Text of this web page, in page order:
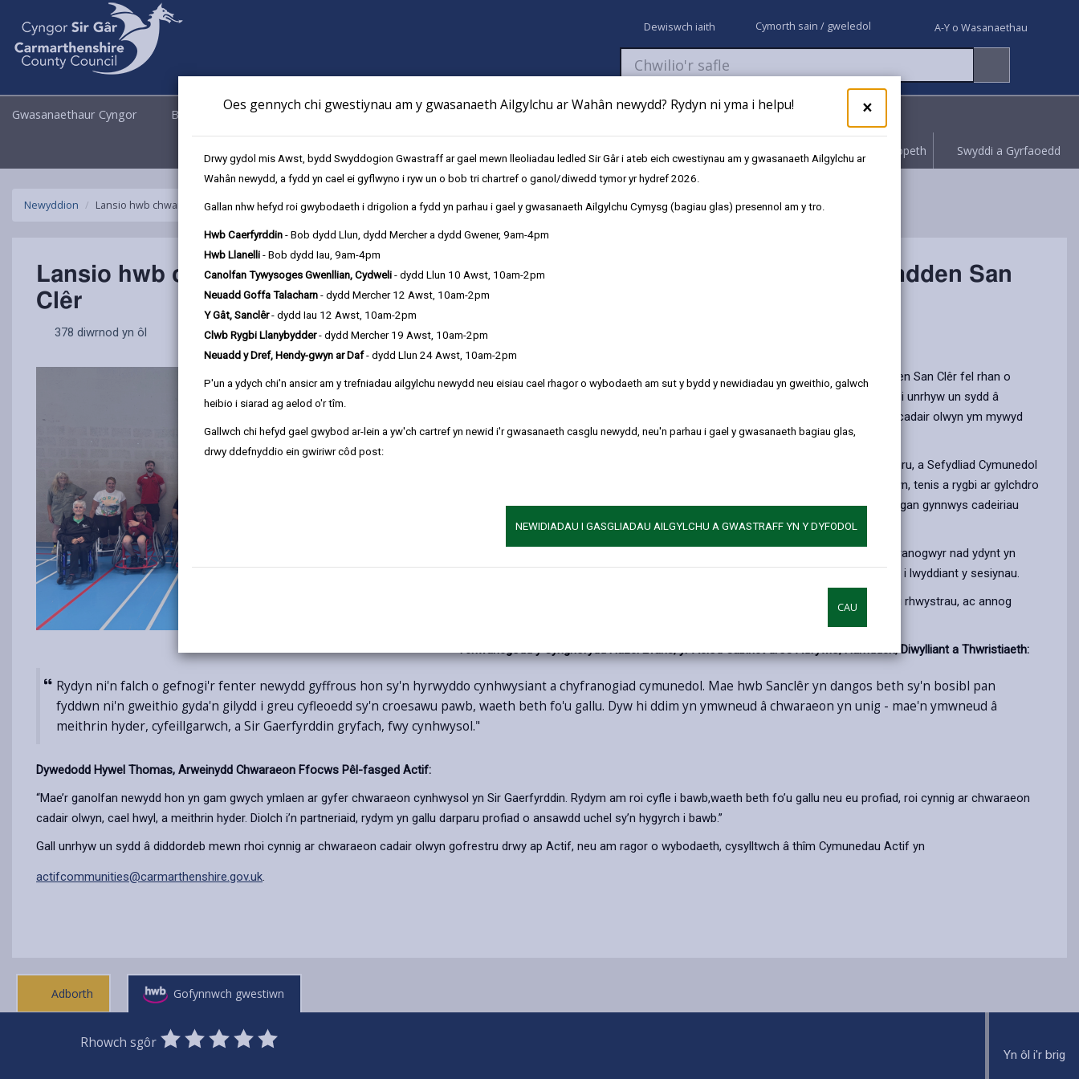
×
Oes gennych chi gwestiynau am y gwasanaeth Ailgylchu ar Wahân newydd? Rydyn ni yma i helpu!
Drwy gydol mis Awst, bydd Swyddogion Gwastraff ar gael mewn lleoliadau ledled Sir Gâr i ateb eich cwestiynau am y gwasanaeth Ailgylchu ar
Wahân newydd, a fydd yn cael ei gyflwyno i ryw un o bob tri chartref o ganol/diwedd tymor yr hydref 2026.
Gallan nhw hefyd roi gwybodaeth i drigolion a fydd yn parhau i gael y gwasanaeth Ailgylchu Cymysg (bagiau glas) presennol am y tro.
Hwb Caerfyrddin - Bob dydd Llun, dydd Mercher a dydd Gwener, 9am-4pm
Hwb Llanelli - Bob dydd Iau, 9am-4pm
Canolfan Tywysoges Gwenllian, Cydweli - dydd Llun 10 Awst, 10am-2pm
Neuadd Goffa Talacharn - dydd Mercher 12 Awst, 10am-2pm
Y Gât, Sanclêr- dydd Iau 12 Awst, 10am-2pm
Clwb Rygbi Llanybydder- dydd Mercher 19 Awst, 10am-2pm
Neuadd y Dref, Hendy-gwyn ar Daf- dydd Llun 24 Awst, 10am-2pm
P'un a ydych chi'n ansicr am y trefniadau ailgylchu newydd neu eisiau cael rhagor o wybodaeth am sut y bydd y newidiadau yn gweithio, galwch
heibio i siarad ag aelod o'r tîm.
Gallwch chi hefyd gael gwybod ar-lein a yw'ch cartref yn newid i'r gwasanaeth casglu newydd, neu'n parhau i gael y gwasanaeth bagiau glas,
drwy ddefnyddio ein gwiriwr côd post:
NEWIDIADAU I GASGLIADAU AILGYLCHU A GWASTRAFF YN Y DYFODOL
CAU
Dewiswch iaith Cymorth sain / gweledol A-Y o Wasanaethau
Gwasanaethaur Cyngor Busnes Cyngor a Democratiaeth Newyddion
Fy Nghyfrifon Talu Cyflwyno cais Rhoi gwybod Hawliwch bopeth Swyddi a Gyrfaoedd
Newyddion Lansio hwb chwaraeon cadair olwyn cynhwysol newydd yng Nghanolfan Hamdden San Clêr
Lansio hwb chwaraeon cadair olwyn cynhwysol newydd yng Nghanolfan Hamdden San
Clêr
378 diwrnod yn ôl
Mae hwb chwaraeon cadair olwyn newydd sbon wedi lansio yng Nghanolfan Hamdden San Clêr fel rhan o
Raglen Chwaraeon Ffocws Actif, gan gynnig sesiynau cynhwysol, hwyliog a diddorol i unrhyw un sydd â
diddordeb mewn rhoi cynnig ar chwaraeon cadair olwyn - p'un a ydynt yn defnyddio cadair olwyn ym mywyd
dyddiol ai peidio.
Wedi'i ddatblygu mewn partneriaeth â Phêl-fasged Cymru, Chwaraeon Anabledd Cymru, a Sefydliad Cymunedol
y Scarlets, mae'r hwb yn rhoi cyfle i gyfranogwyr roi cynnig ar bêl-fasged cadair olwyn, tenis a rygbi ar gylchdro
tair wythnos. Mae'r sesiynau'n digwydd bob dydd Mercher am 5pm, gyda'r holl offer, gan gynnwys cadeiriau
olwyn chwaraeon, wedi'u darparu.
Er mai'r prif nod yw darparu cyfleoedd i ddefnyddwyr cadair olwyn, mae croeso i gyfranogwyr nad ydynt yn
gorfforol abl gymryd rhan gan sicrhau bod hwyl gyda theulu neu ffrindiau yn ganolog i lwyddiant y sesiynau.
Mae'r sesiynau ar agor i bob gallu ac wedi'u hanelu at hyrwyddo cynhwysiant, chwalu rhwystrau, ac annog
Ychwanegodd y Cynghorydd Hazel Evans, yr Aelod Cabinet dros Adfywio, Hamdden, Diwylliant a Thwristiaeth:
Rydyn ni'n falch o gefnogi'r fenter newydd gyffrous hon sy'n hyrwyddo cynhwysiant a chyfranogiad cymunedol. Mae hwb Sanclêr yn dangos beth sy'n bosibl pan
fyddwn ni'n gweithio gyda'n gilydd i greu cyfleoedd sy'n croesawu pawb, waeth beth fo'u gallu. Dyw hi ddim yn ymwneud â chwaraeon yn unig - mae'n ymwneud â
meithrin hyder, cyfeillgarwch, a Sir Gaerfyrddin gryfach, fwy cynhwysol."
Dywedodd Hywel Thomas, Arweinydd Chwaraeon Ffocws Pêl-fasged Actif:
“Mae’r ganolfan newydd hon yn gam gwych ymlaen ar gyfer chwaraeon cynhwysol yn Sir Gaerfyrddin. Rydym am roi cyfle i bawb,waeth beth fo’u gallu neu eu profiad, roi cynnig ar chwaraeon
cadair olwyn, cael hwyl, a meithrin hyder. Diolch i’n partneriaid, rydym yn gallu darparu profiad o ansawdd uchel sy’n hygyrch i bawb.”
Gall unrhyw un sydd â diddordeb mewn rhoi cynnig ar chwaraeon cadair olwyn gofrestru drwy ap Actif, neu am ragor o wybodaeth, cysylltwch â thîm Cymunedau Actif yn
actifcommunities@carmarthenshire.gov.uk.
Adborth Gofynnwch gwestiwn
Rhowch sgôr
0
Stars
1
Star
2
Stars
3
Stars
4
Stars
5
Stars Yn ôl i'r brig